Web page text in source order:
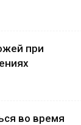
при
во время